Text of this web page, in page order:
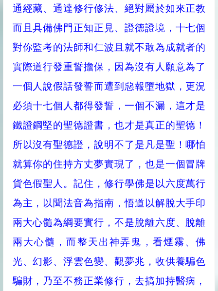
通經藏、通達修行修法、絕對屬於如來正教
而且具備佛門正知正見、證德證境，十七個
對你監考的法師和仁波且就不敢為成就者的
實際道行發重誓擔保，因為沒有人願意為了
一個人說假話發誓而遭到惡報墮地獄，更況
必須十七個人都得發誓，一個不漏，這才是
鐵證鋼堅的聖德證書，也才是真正的聖德！
所以沒有聖德證，說明不了是凡是聖！哪怕
就算你的住持方丈夢實現了，也是一個冒牌
貨色假聖人。記住，修行學佛是以六度萬行
為主，以聞法音為指南，悟道以解脫大手印
兩大心髓為綱要實行，不是脫離六度、脫離
兩大心髓，而整天出神弄鬼，看煙霧、佛
光、幻影、浮雲色變、觀夢兆，收供養騙色
騙財，乃至不務正業修行，去搞加持醫病，